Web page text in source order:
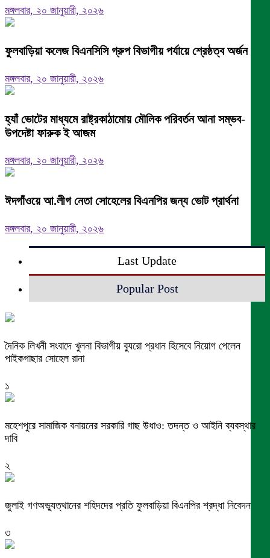
মঙ্গলবার, ২০ জানুয়ারী, ২০২৬
ফুলবাড়িয়া কলেজ বিএনসিসি গ্রুপ বিভাগীয় পর্যায়ে শ্রেষ্ঠত্ব অর্জন।
মঙ্গলবার, ২০ জানুয়ারী, ২০২৬
হ্যাঁ ভোটের মাধ্যমে রাষ্ট্রকাঠামোয় মৌলিক পরিবর্তন আনা সম্ভব-
উপদেষ্টা ফারুক ই আজম
মঙ্গলবার, ২০ জানুয়ারী, ২০২৬
ঈদগাঁওয়ে আ.লীগ নেতা সোহেলের বিএনপির জন্য ভোট প্রার্থনা
মঙ্গলবার, ২০ জানুয়ারী, ২০২৬
Last Update
Popular Post
দৈনিক লিখনী সংবাদে খুলনা বিভাগীয় ব্যুরো প্রধান হিসেবে নিয়োগ পেলেন
পাইকগাছার সোহেল রানা
১
মহেশপুরে সামাজিক বনায়নের সরকারি গাছ উধাও: তদন্ত ও আইনি ব্যবস্থার
দাবি
২
জুলাই গণঅভ্যুত্থানের শহিদদের প্রতি ফুলবাড়িয়া বিএনপির শ্রদ্ধা নিবেদন
৩